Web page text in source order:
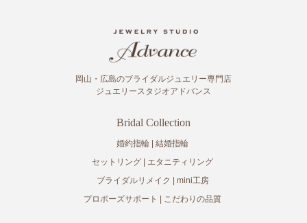
岡山・広島のブライダルジュエリー専門店
ジュエリースタジオアドバンス
Bridal Collection
婚約指輪
結婚指輪
セットリング
エタニティリング
ブライダルリメイク
mini工房
プロポーズサポート
こだわりの品質